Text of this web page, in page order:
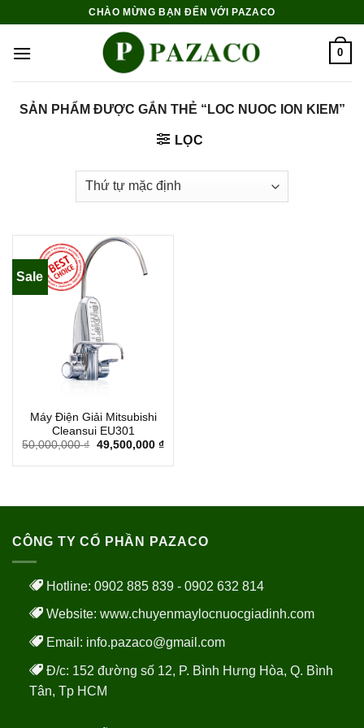
content
CHÀO MỪNG BẠN ĐẾN VỚI PAZACO
0
SẢN PHẨM ĐƯỢC GẮN THẺ “LOC NUOC ION KIEM”
LỌC
Sale
Máy Điện Giải Mitsubishi
Cleansui EU301
50,000,000₫ 49,500,000 ₫
CÔNG TY CỔ PHẦN PAZACO
Hotline: 0902 885 839 - 0902 632 814
Website: www.chuyenmaylocnuocgiadinh.com
Email: info.pazaco@gmail.com
Đ/c: 152 đường số 12, P. Bình Hưng Hòa, Q. Bình
Tân, Tp HCM